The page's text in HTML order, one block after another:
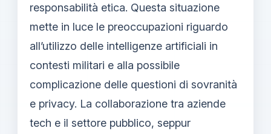
responsabilità etica. Questa situazione
mette in luce le preoccupazioni riguardo
all’utilizzo delle intelligenze artificiali in
contesti militari e alla possibile
complicazione delle questioni di sovranità
e privacy. La collaborazione tra aziende
tech e il settore pubblico, seppur